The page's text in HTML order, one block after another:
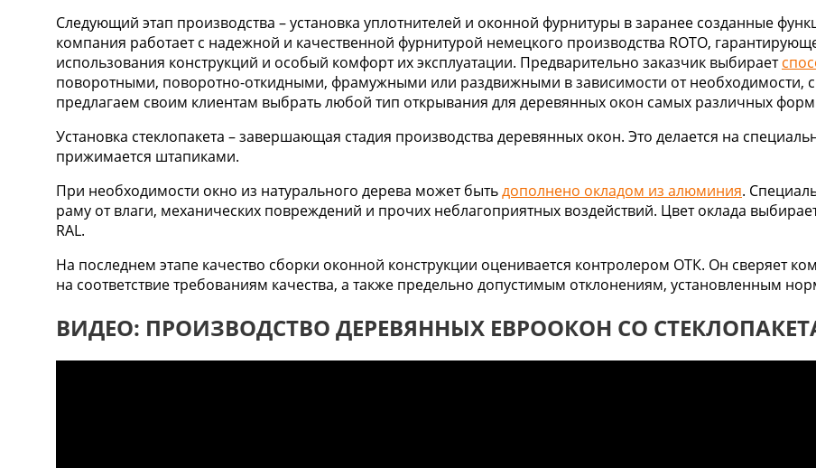
Следующий этап производства – установка уплотнителей и оконной фурнитуры в заранее созданные
компания работает с надежной и качественной фурнитурой немецкого производства ROTO,
использования конструкций и особый комфорт их эксплуатации. Предварительно заказчик выбирает
поворотными, поворотно-откидными, фрамужными или раздвижными в зависимости от необходимости,
предлагаем своим клиентам выбрать любой тип открывания для деревянных окон самых различных
Установка стеклопакета – завершающая стадия производства деревянных окон. Это делается на
прижимается штапиками.
При необходимости окно из натурального дерева может бытьдополнено окладом из алюминия.
раму от влаги, механических повреждений и прочих неблагоприятных воздействий. Цвет оклада
RAL.
На последнем этапе качество сборки оконной конструкции оценивается контролером ОТК. Он сверяет
на соответствие требованиям качества, а также предельно допустимым отклонениям, установленным
ВИДЕО: ПРОИЗВОДСТВО ДЕРЕВЯННЫХ ЕВРООКОН СО